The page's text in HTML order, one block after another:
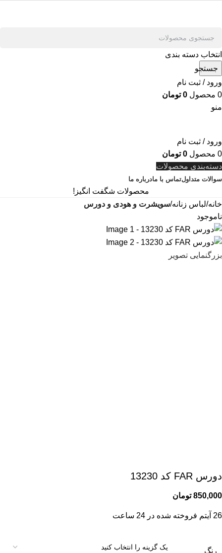
انتخاب دسته بندی
جستجو
ورود / ثبت نام
0 محصول 0 تومان
منو
ورود / ثبت نام
0 محصول 0 تومان
دسته‌بندی محصولات
سوالات متداولتماس با مادرباره ما
محصولات شگفت انگیز!
خانه لباس زنانه سویشرت و هودی و دورس
ناموجود
بزرگنمایی تصویر
دورس FAR کد 13230
850,000 تومان
26 آیتم فروخته شده در 24 ساعت
رنگ